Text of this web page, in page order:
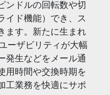
ンドルの回転数や切
イド機能）でき、ス
ます。新たに生まれ
ーザビリティが大幅
発生などをメール通
用時間や交換時期を
工業務を快適にサポ